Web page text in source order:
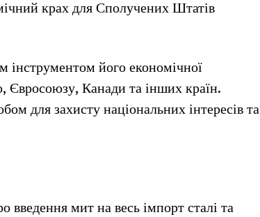
крах для Сполучених Штатів
його економічної
Євросоюзу, Канади та інших країн.
для захисту національних інтересів та
мит на весь імпорт сталі та